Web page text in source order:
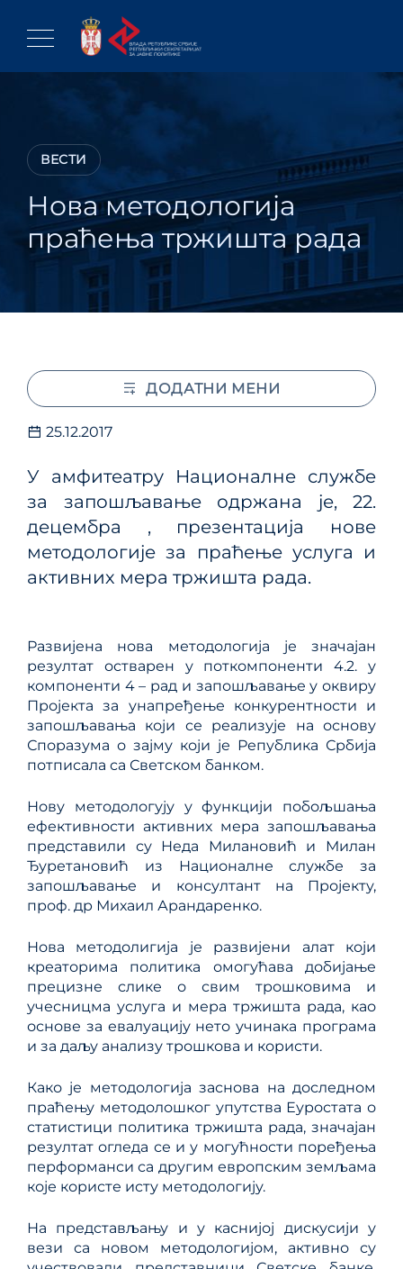
content
ВЕСТИ
Нова методологија
праћења тржишта рада
25.12.2017
У амфитеатру Националне службе
за запошљавање одржана је, 22.
децембра , презентација нове
методологије за праћење услуга и
активних мера тржишта рада.
Развијена нова методологија је значајан
резултат остварен у поткомпоненти 4.2. у
компоненти 4 – рад и запошљавање у оквиру
Пројекта за унапређење конкурентности и
запошљавања који се реализује на основу
Споразума о зајму који је Република Србија
потписала са Светском банком.
Нову методологују у функцији побољшања
ефективности активних мера запошљавања
представили су Неда Милановић и Милан
Ђуретановић из Националне службе за
запошљавање и консултант на Пројекту,
проф. др Михаил Арандаренко.
Нова методолигија је развијени алат који
креаторима политика омогућава добијање
прецизне слике о свим трошковима и
учесницма услуга и мера тржишта рада, као
основе за евалуацију нето учинака програма
и за даљу анализу трошкова и користи.
Како је методологија заснова на доследном
праћењу методолошког упутства Еуростата о
статистици политика тржишта рада, значајан
резултат огледа се и у могућности поређења
перформанси са другим европским земљама
које користе исту методологију.
На представљању и у каснијој дискусији у
вези са новом методологијом, активно су
ДОДАТНИ МЕНИ